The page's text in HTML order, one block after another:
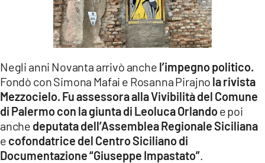
Negli anni Novanta arrivò anche l’impegno politico.
Fondò con Simona Mafai e Rosanna Pirajno la rivista
Mezzocielo. Fu assessora alla Vivibilità del Comune
di Palermo con la giunta di Leoluca Orlandoe poi
anche deputata dell’Assemblea Regionale Siciliana
e cofondatrice del Centro Siciliano di
Documentazione “Giuseppe Impastato”.